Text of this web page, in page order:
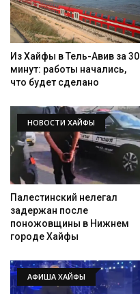
Из Хайфы в Тель-Авив за 30
минут: работы начались,
что будет сделано
НОВОСТИ ХАЙФЫ
Палестинский нелегал
задержан после
поножовщины в Нижнем
городе Хайфы
АФИША ХАЙФЫ